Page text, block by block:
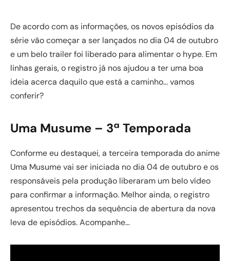
De acordo com as informações, os novos episódios da
série vão começar a ser lançados no dia 04 de outubro
e um belo trailer foi liberado para alimentar o hype. Em
linhas gerais, o registro já nos ajudou a ter uma boa
ideia acerca daquilo que está a caminho… vamos
conferir?
Uma Musume – 3ª Temporada
Conforme eu destaquei, a terceira temporada do anime
Uma Musume vai ser iniciada no dia 04 de outubro e os
responsáveis pela produção liberaram um belo vídeo
para confirmar a informação. Melhor ainda, o registro
apresentou trechos da sequência de abertura da nova
leva de episódios. Acompanhe…